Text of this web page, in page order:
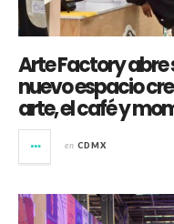
Arte Factory abre
nuevo espacio
arte, el café y
en CDMX